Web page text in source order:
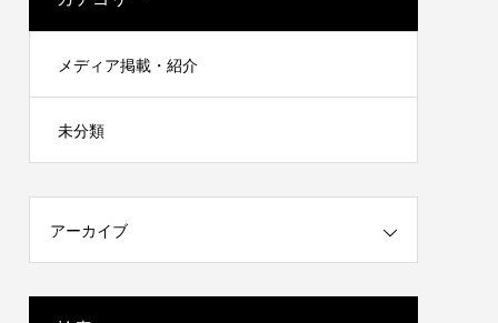
メディア掲載・紹介
未分類
アーカイブ